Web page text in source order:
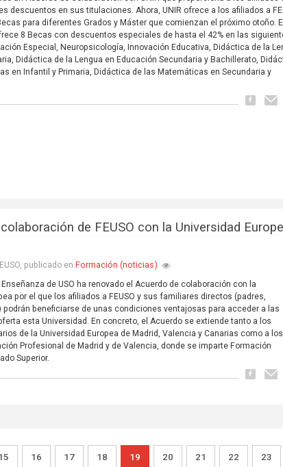
descuentos en sus titulaciones. Ahora, UNIR ofrece a los afiliados a
para diferentes Grados y Máster que comienzan el próximo otoño.
8 Becas con descuentos especiales de hasta el 42% en las
Especial, Neuropsicología, Innovación Educativa, Didáctica de la
Didáctica de la Lengua en Educación Secundaria y Bachillerato,
en Infantil y Primaria, Didáctica de las Matemáticas en Secundaria y
de FEUSO con la Universidad
publicado enFormación (noticias)
de USO ha renovado el Acuerdo de colaboración con la
por el que los afiliados a FEUSO y sus familiares directos (padres,
podrán beneficiarse de unas condiciones ventajosas para acceder a las
esta Universidad. En concreto, el Acuerdo se extiende tanto a los
de la Universidad Europea de Madrid, Valencia y Canarias como a los
Profesional de Madrid y de Valencia, donde se imparte Formación
Superior.
16 17 18 19 20 21 22 23